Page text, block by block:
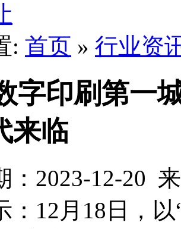
: 首页 » 行业资
字印刷第一
来临
：2023-12-20
：12月18日，